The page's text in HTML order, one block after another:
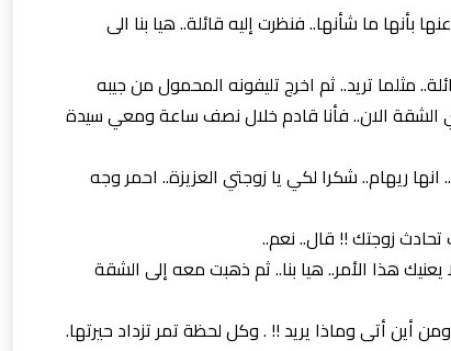
بأنها ما شأنها.. فنظرت إليه قائلة.. هيا بنا الى
مثلما تريد.. ثم اخرج تليفونه المحمول من جيبه
الان.. فأنا قادم خلال نصف ساعة ومعي سيدة
ريهام.. شكرا لكي يا زوجتي العزيزة.. احمر وجه
زوجتك !! قال.. نعم..
هذا الأمر.. هيا بنا.. ثم ذهبت معه إلى الشقة
أتى وماذا يريد !! . وكل لحظة تمر تزداد حيرتها.